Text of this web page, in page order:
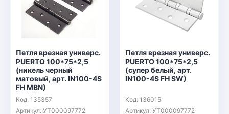
Петля врезная универс.
PUERTO 100*75*2,5
(никель черный
матовый, арт. IN100-4S
FH MBN)
Код: 135357
Артикул: УТ000097772
Петля врезная универс.
PUERTO 100*75*2,5
(супер белый, арт.
IN100-4S FH SW)
Код: 136015
Артикул: УТ000097772